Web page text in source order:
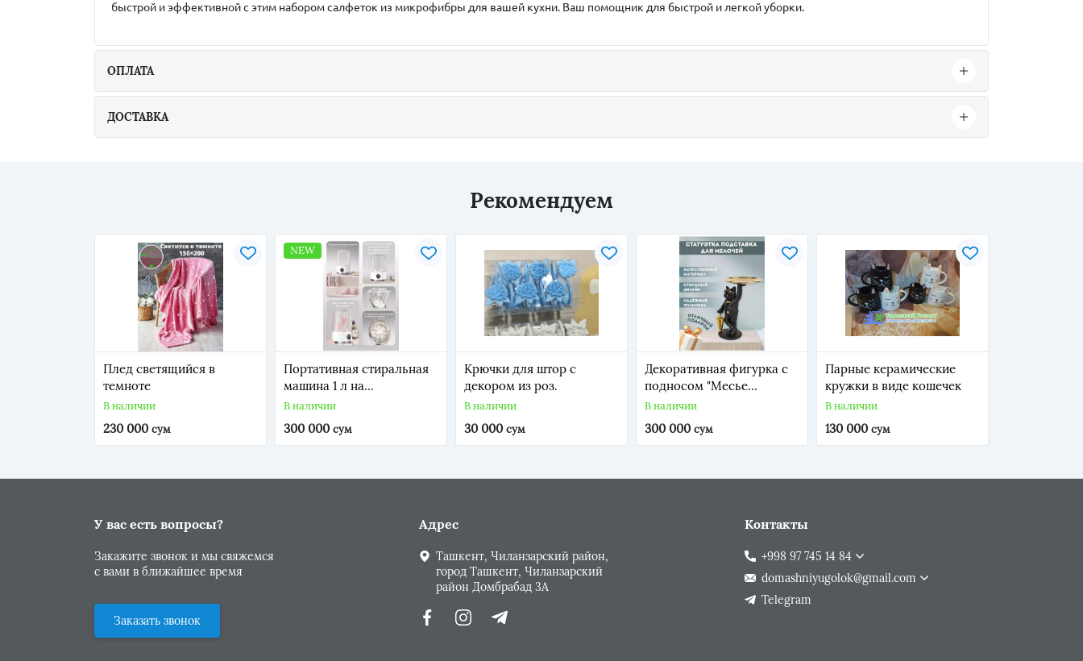
быстрой и эффективной с этим набором салфеток из микрофибры для вашей кухни. Ваш помощник для быстрой и легкой уборки.
ОПЛАТА
ДОСТАВКА
Рекомендуем
Плед светящийся в
темноте
В наличии
230 000 сум
NEW
Портативная стиральная
машина 1 л на
аккумуляторе: 5 стирок за
5 мин, ABS
В наличии
300 000 сум
Крючки для штор с
декором из роз.
В наличии
30 000 сум
Декоративная фигурка с
подносом "Месье
бульдог"
В наличии
300 000 сум
Парные керамические
кружки в виде кошечек
В наличии
130 000 сум
У вас есть вопросы?
Закажите звонок и мы свяжемся
с вами в ближайшее время
Заказать звонок
Адрес
Ташкент, Чиланзарский район,
город Ташкент, Чиланзарский
район Домбрабад 3А
Контакты
+998 97 745 14 84
domashniyugolok@gmail.com
Telegram